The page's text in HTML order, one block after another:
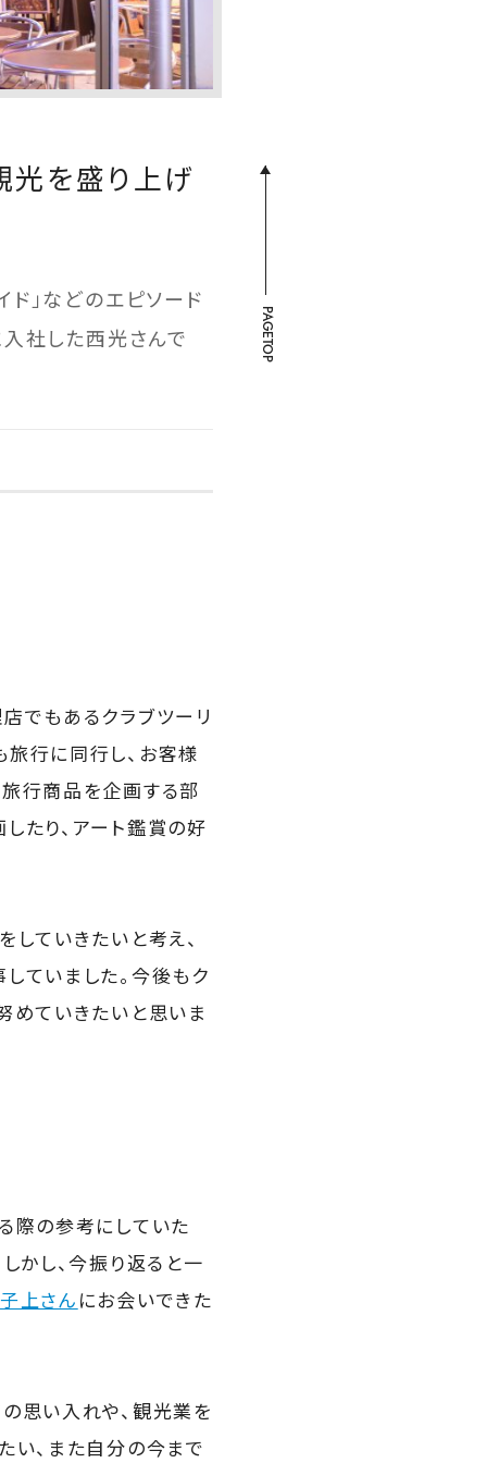
光を盛り上げ
」などのエピソード
社した西光さんで
でもあるクラブツーリ
行に同行し、お客様
行商品を企画する部
たり、アート鑑賞の好
ていきたいと考え、
ていました。今後もク
めていきたいと思いま
際の参考にしていた
かし、今振り返ると一
子上さん にお会いできた
思い入れや、観光業を
い、また自分の今まで
PAGETOP